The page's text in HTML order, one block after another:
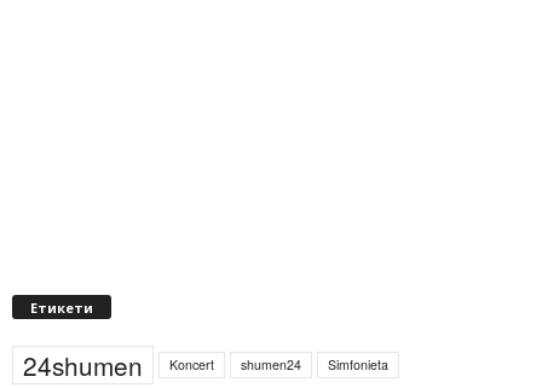
Етикети
24shumen Koncert shumen24
Simfonieta